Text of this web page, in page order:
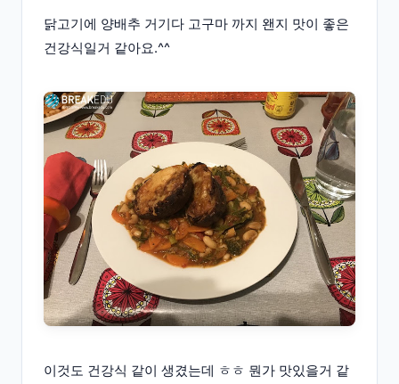
닭고기에 양배추 거기다 고구마 까지 왠지 맛이 좋은
건강식일거 같아요.^^
이것도 건강식 같이 생겼는데 ㅎㅎ 뭔가 맛있을거 같